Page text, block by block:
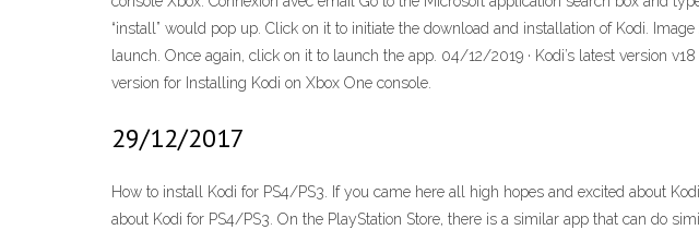
“install” would pop up. Click on it to initiate the download and installation of Kodi.
launch. Once again, click on it to launch the app. 04/12/2019 · Kodi’s latest version
version for Installing Kodi on Xbox One console.
29/12/2017
How to install Kodi for PS4/PS3. If you came here all high hopes and excited about
about Kodi for PS4/PS3. On the PlayStation Store, there is a similar app that can do